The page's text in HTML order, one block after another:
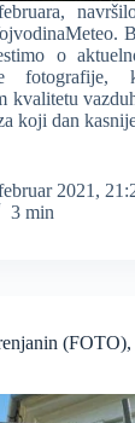
o
kvalitetu
koji dan
2021,
3 min
(FOTO),